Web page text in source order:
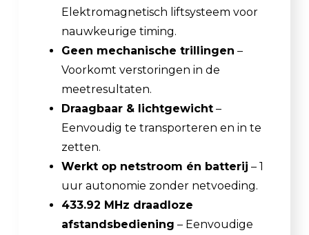
Elektromagnetisch liftsysteem voor
nauwkeurige timing.
Geen mechanische trillingen –
Voorkomt verstoringen in de
meetresultaten.
Draagbaar & lichtgewicht –
Eenvoudig te transporteren en in te
zetten.
Werkt op netstroom én batterij – 1
uur autonomie zonder netvoeding.
433.92 MHz draadloze
afstandsbediening – Eenvoudige